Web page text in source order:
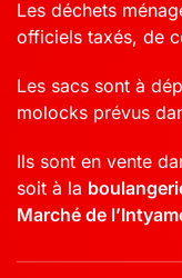
Les déchets
officiels taxés, de
Les sacs sont à
molocks prévus
Ils sont en vente
soit à la
Marché de